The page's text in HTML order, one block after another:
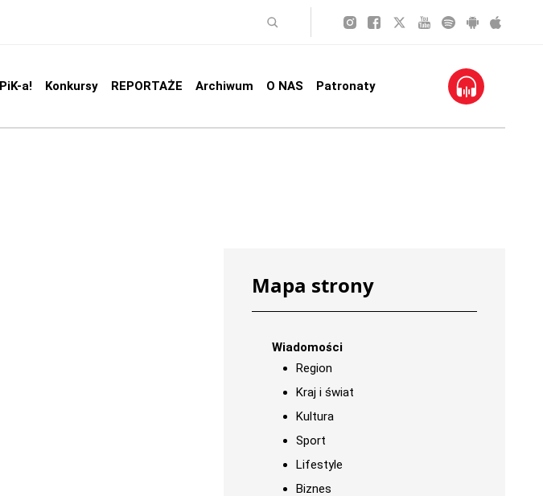
a! Konkursy REPORTAŻE Archiwum O NAS Patronaty
Mapa strony
Wiadomości
Region
Kraj i świat
Kultura
Sport
Lifestyle
Biznes